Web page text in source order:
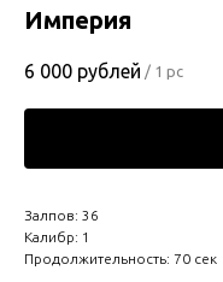
Империя
6 000 рублей / 1 pc
Залпов: 36
Калибр: 1
Продолжительность: 70 сек